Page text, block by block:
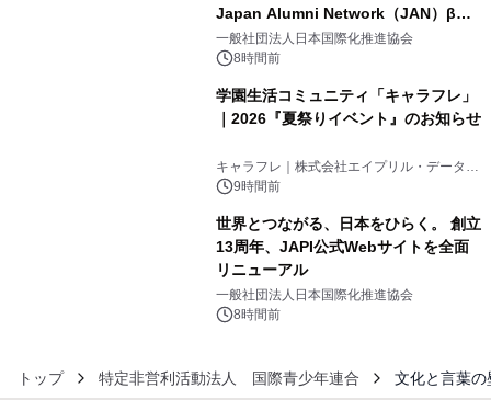
Japan Alumni Network（JAN）β版
をリリース
一般社団法人日本国際化推進協会
8時間前
学園生活コミュニティ「キャラフレ」
｜2026『夏祭りイベント』のお知らせ
キャラフレ｜株式会社エイプリル・データ・
デザインズ
9時間前
世界とつながる、日本をひらく。 創立
13周年、JAPI公式Webサイトを全面
リニューアル
一般社団法人日本国際化推進協会
8時間前
トップ 特定非営利活動法人 国際青少年連合 文化と言葉